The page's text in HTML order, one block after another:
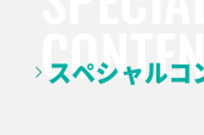
スペシャルコ